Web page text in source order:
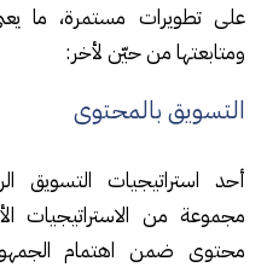
على تطويرات مستمرة، ما
ومتابعتها من حيّن لأخر:
التسويق بالمحتوى
أحد استراتيجيات التسويق
مجموعة من الاستراتيجيات
محتوى ضمن اهتمام